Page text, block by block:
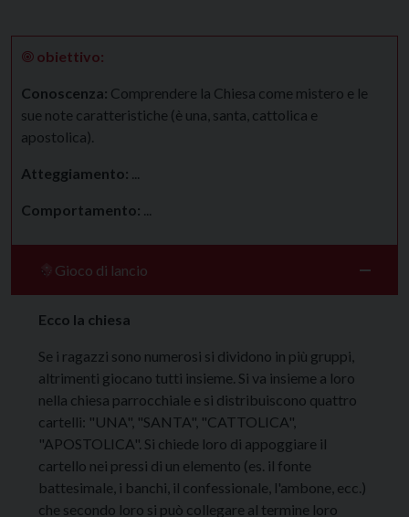
🞋 obiettivo:
Conoscenza: Comprendere la Chiesa come mistero e le
sue note caratteristiche (è una, santa, cattolica e
apostolica).
Atteggiamento: ...
Comportamento: ...
Gioco di lancio
Ecco la chiesa
Se i ragazzi sono numerosi si dividono in più gruppi,
altrimenti giocano tutti insieme. Si va insieme a loro
nella chiesa parrocchiale e si distribuiscono quattro
cartelli: "UNA", "SANTA", "CATTOLICA",
"APOSTOLICA". Si chiede loro di appoggiare il
cartello nei pressi di un elemento (es. il fonte
battesimale, i banchi, il confessionale, l'ambone, ecc.)
che secondo loro si può collegare al termine loro